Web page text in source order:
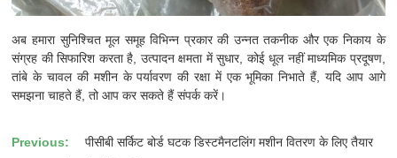
अब हमारा सुनिश्चित मूल समूह विभिन्न प्रकार की उन्नत तकनीक और एक निकाय के
संग्रह की सिफारिश करता है, उत्पादन क्षमता में सुधार, कोई धूल नहीं माध्यमिक प्रदूषण,
तांबे के चावल की मशीन के पर्यावरण की रक्षा में एक भूमिका निभाते हैं, यदि आप आगे
समझना चाहते हैं, तो आप कर सकते हैं संपर्क करें।
Previous:
पीसीबी सर्किट बोर्ड घटक डिस्टमैनटलिंग मशीन वितरण के लिए तैयार